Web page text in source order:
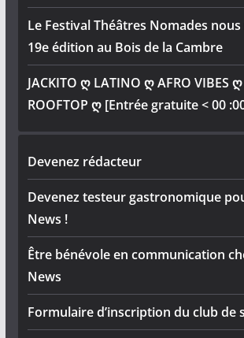
Le Festival Théâtres Nomades
19e édition au Bois de la Cambre
JACKITO ღ LATINO ღ AFRO VIBES ღ
ROOFTOP ღ [Entrée gratuite < 00
Devenez rédacteur
Devenez testeur gastronomique
News !
Être bénévole en communication
News
Formulaire d’inscription du club de